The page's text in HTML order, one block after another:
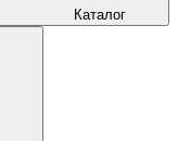
Каталог